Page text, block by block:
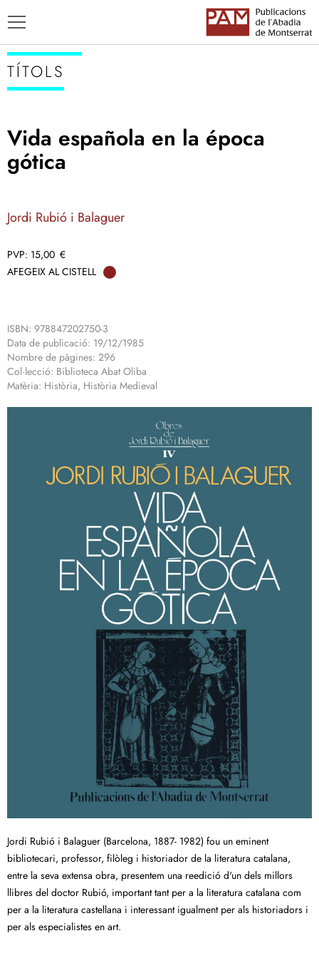
TÍTOLS
AUTORS
TÍTOLS
Vida española en la época
gótica
Jordi Rubió i Balaguer
15,00 €
AFEGEIX AL CISTELL
ISBN: 978847202750-3
Data de publicació: 19/12/1985
Nombre de pàgines: 296
Col·lecció: Biblioteca Abat Oliba
Matèria: Història, Història Medieval
Jordi Rubió i Balaguer (Barcelona, 1887- 1982) fou un eminent
bibliotecari, professor, filòleg i historiador de la literatura catalana,
entre la seva extensa obra, presentem una reedició d'un dels millors
llibres del doctor Rubió, important tant per a la literatura catalana com
per a la literatura castellana i interessant igualment per als historiadors i
per als especialistes en art.